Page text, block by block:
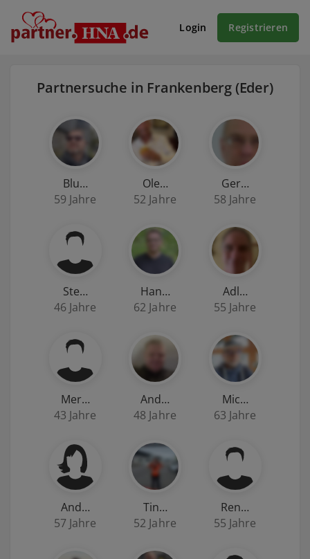
Login Registrieren
Partnersuche in Frankenberg (Eder)
Blu…
59 Jahre
Ole…
52 Jahre
Ger…
58 Jahre
Ste…
46 Jahre
Han…
62 Jahre
Adl…
55 Jahre
Mer…
43 Jahre
And…
48 Jahre
Mic…
63 Jahre
And…
57 Jahre
Tin…
52 Jahre
Ren…
55 Jahre